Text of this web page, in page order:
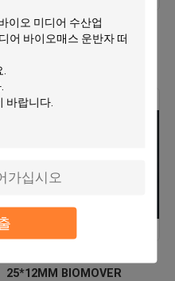
버진 HDPE MBBR 필터 미디
어 공장 직접 생물학적 이동기
25*12MM BIOMOVER